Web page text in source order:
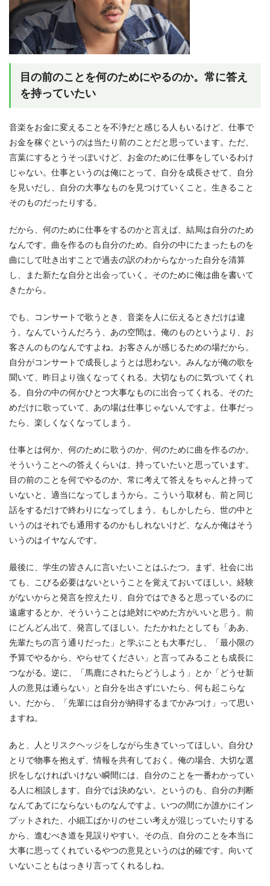
目の前のことを何のためにやるのか。常に答え
を持っていたい
音楽をお金に変えることを不浄だと感じる人もいるけど、仕事で
お金を稼ぐというのは当たり前のことだと思っています。ただ、
言葉にするとうそっぽいけど、お金のために仕事をしているわけ
じゃない。仕事というのは俺にとって、自分を成長させて、自分
を見いだし、自分の大事なものを見つけていくこと。生きること
そのものだったりする。
だから、何のために仕事をするのかと言えば、結局は自分のため
なんです。曲を作るのも自分のため。自分の中にたまったものを
曲にして吐き出すことで過去の訳のわからなかった自分を清算
し、また新たな自分と出会っていく。そのために俺は曲を書いて
きたから。
でも、コンサートで歌うとき、音楽を人に伝えるときだけは違
う。なんていうんだろう、あの空間は。俺のものというより、お
客さんのものなんですよね。お客さんが感じるための場だから。
自分がコンサートで成長しようとは思わない。みんなが俺の歌を
聞いて、昨日より強くなってくれる。大切なものに気づいてくれ
る。自分の中の何かひとつ大事なものに出合ってくれる。そのた
めだけに歌っていて、あの場は仕事じゃないんですよ。仕事だっ
たら、楽しくなくなってしまう。
仕事とは何か、何のために歌うのか、何のために曲を作るのか。
そういうことへの答えくらいは、持っていたいと思っています。
目の前のことを何でやるのか、常に考えて答えをちゃんと持って
いないと、適当になってしまうから。こういう取材も、前と同じ
話をするだけで終わりになってしまう。もしかしたら、世の中と
いうのはそれでも通用するのかもしれないけど、なんか俺はそう
いうのはイヤなんです。
最後に、学生の皆さんに言いたいことはふたつ。まず、社会に出
ても、こびる必要はないということを覚えておいてほしい。経験
がないからと発言を控えたり、自分ではできると思っているのに
遠慮するとか、そういうことは絶対にやめた方がいいと思う。前
にどんどん出て、発言してほしい。たたかれたとしても「ああ、
先輩たちの言う通りだった」と学ぶことも大事だし、「最小限の
予算でやるから、やらせてください」と言ってみることも成長に
つながる。逆に、「馬鹿にされたらどうしよう」とか「どうせ新
人の意見は通らない」と自分を出さずにいたら、何も起こらな
い。だから、「先輩には自分が納得するまでかみつけ」って思い
ますね。
あと、人とリスクヘッジをしながら生きていってほしい。自分ひ
とりで物事を抱えず、情報を共有しておく。俺の場合、大切な選
択をしなければいけない瞬間には、自分のことを一番わかってい
る人に相談します。自分では決めない。というのも、自分の判断
なんてあてにならないものなんですよ。いつの間にか誰かにイン
プットされた、小細工ばかりのせこい考えが混じっていたりする
から、進むべき道を見誤りやすい。その点、自分のことを本当に
大事に思ってくれているやつの意見というのは的確です。向いて
いないこともはっきり言ってくれるしね。